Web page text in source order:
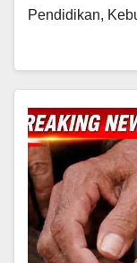
Pendidikan,